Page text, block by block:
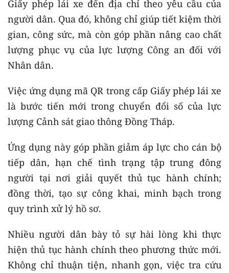
Giấy phép lái xe đến địa chỉ theo yêu cầu của
người dân. Qua đó, không chỉ giúp tiết kiệm thời
gian, công sức, mà còn góp phần nâng cao chất
lượng phục vụ của lực lượng Công an đối với
Nhân dân.
Việc ứng dụng mã QR trong cấp Giấy phép lái xe
là bước tiến mới trong chuyển đổi số của lực
lượng Cảnh sát giao thông Đồng Tháp.
Ứng dụng này góp phần giảm áp lực cho cán bộ
tiếp dân, hạn chế tình trạng tập trung đông
người tại nơi giải quyết thủ tục hành chính;
đồng thời, tạo sự công khai, minh bạch trong
quy trình xử lý hồ sơ.
Nhiều người dân bày tỏ sự hài lòng khi thực
hiện thủ tục hành chính theo phương thức mới.
Không chỉ thuận tiện, nhanh gọn, việc tra cứu